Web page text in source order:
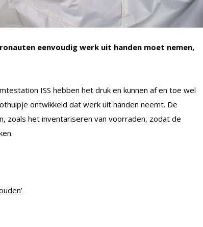
eenvoudig werk uit handen moet nemen,
ISS hebben het druk en kunnen af en toe wel
ontwikkeld dat werk uit handen neemt. De
zoals het inventariseren van voorraden, zodat de